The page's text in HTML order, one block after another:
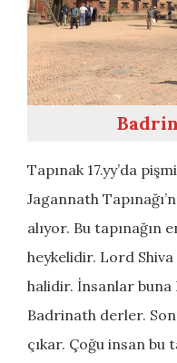
Tapınak 17.yy’da
Jagannath
alıyor. Bu tapınağın
heykelidir. Lord
halidir. İnsanlar buna
Badrinath derler.
çıkar. Çoğu insan bu